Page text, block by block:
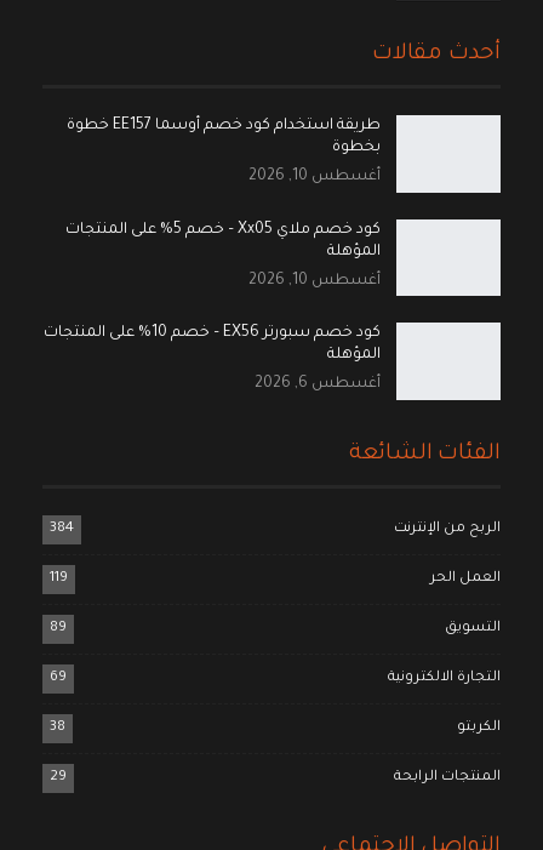
أحدث مقالات
طريقة استخدام كود خصم أوسما EE157 خطوة
بخطوة
أغسطس 10, 2026
كود خصم ملاي Xx05 – خصم 5% على المنتجات
المؤهلة
أغسطس 10, 2026
كود خصم سبورتر EX56 – خصم 10% على المنتجات
المؤهلة
أغسطس 6, 2026
الفئات الشائعة
الربح من الإنترنت 384
العمل الحر 119
التسويق 89
التجارة الالكترونية 69
الكربتو 38
المنتجات الرابحة 29